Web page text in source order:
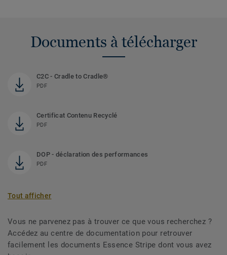
Documents à télécharger
C2C - Cradle to Cradle®
PDF
Certificat Contenu Recyclé
PDF
DOP - déclaration des performances
PDF
Tout afficher
Vous ne parvenez pas à trouver ce que vous recherchez ?
Accédez au centre de documentation pour retrouver
facilement les documents Essence Stripe dont vous avez